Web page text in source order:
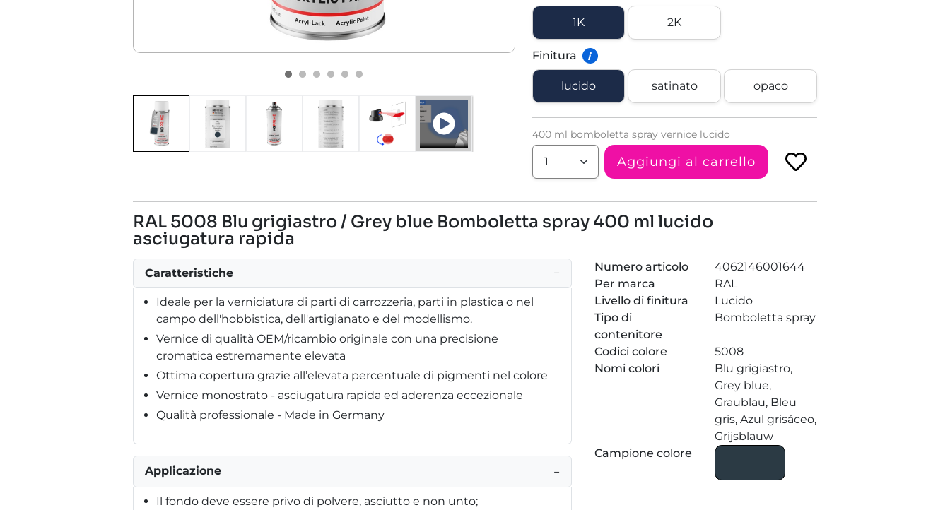
1K 2K
Finitura i
lucido satinato opaco
400 ml bomboletta spray vernice lucido
Aggiungi al carrello
RAL 5008 Blu grigiastro / Grey blue Bomboletta spray 400 ml lucido
asciugatura rapida
Caratteristiche −
Ideale per la verniciatura di parti di carrozzeria, parti in plastica o nel
campo dell'hobbistica, dell'artigianato e del modellismo.
Vernice di qualità OEM/ricambio originale con una precisione
cromatica estremamente elevata
Ottima copertura grazie all’elevata percentuale di pigmenti nel colore
Vernice monostrato - asciugatura rapida ed aderenza eccezionale
Qualità professionale - Made in Germany
Applicazione −
Il fondo deve essere privo di polvere, asciutto e non unto;
Numero articolo
4062146001644
Per marca
RAL
Livello di finitura
Lucido
Tipo di
contenitore
Bomboletta spray
Codici colore
5008
Nomi colori
Blu grigiastro,
Grey blue,
Graublau, Bleu
gris, Azul grisáceo,
Grijsblauw
Campione colore